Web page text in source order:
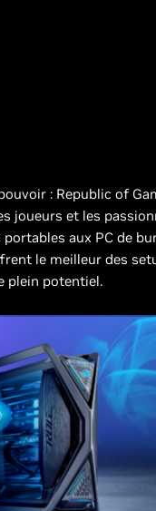
: Republic of
joueurs et les
aux PC de
le meilleur des
plein potentiel.